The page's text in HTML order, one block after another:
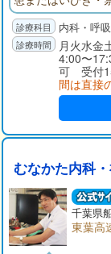
曜診療も行ってい
内科・呼
月火水
4:00〜
可 受付
間は直接
むなかた内科
千葉県
東葉高